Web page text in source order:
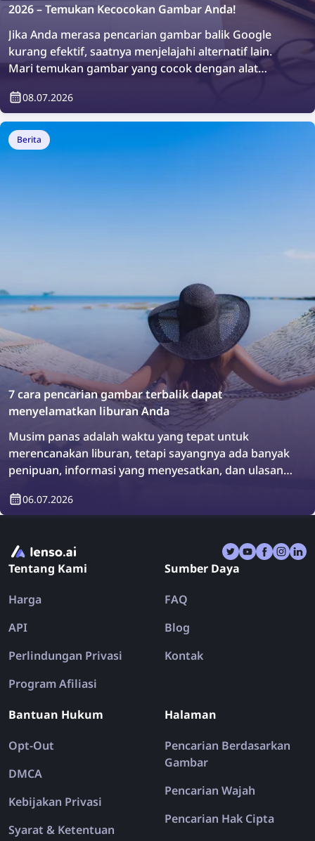
2026 – Temukan Kecocokan Gambar Anda!
Jika Anda merasa pencarian gambar balik Google
kurang efektif, saatnya menjelajahi alternatif lain.
Mari temukan gambar yang cocok dengan alat
08.07.2026
Berita
7 cara pencarian gambar terbalik dapat
menyelamatkan liburan Anda
Musim panas adalah waktu yang tepat untuk
merencanakan liburan, tetapi sayangnya ada banyak
penipuan, informasi yang menyesatkan, dan ulasan
salah. Akibatnya, Anda bisa saja pulang dari liburan
gambar terbalik dapat menyelamatkan liburan Anda
untuk selamanya!
06.07.2026
Tentang Kami
Harga
API
Perlindungan Privasi
Program Afiliasi
Sumber Daya
FAQ
Blog
Kontak
Bantuan Hukum
Opt-Out
DMCA
Kebijakan Privasi
Syarat & Ketentuan
Halaman
Pencarian Berdasarkan
Gambar
Pencarian Wajah
Pencarian Hak Cipta